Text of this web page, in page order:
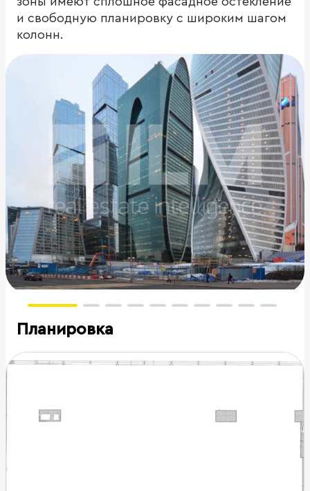
и свободную планировку с широким шагом
колонн.
Планировка